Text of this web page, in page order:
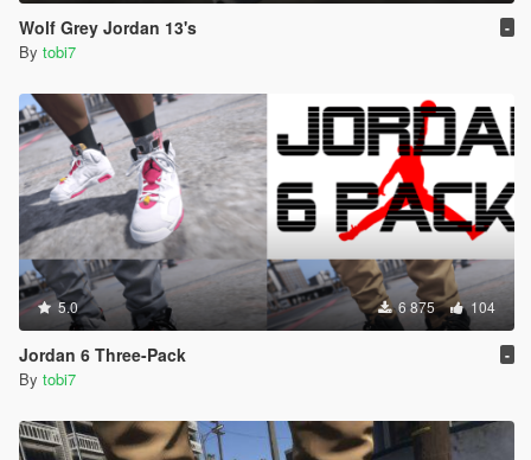
Wolf Grey Jordan 13's -
By tobi7
5.0 6 875 104
Jordan 6 Three-Pack -
By tobi7